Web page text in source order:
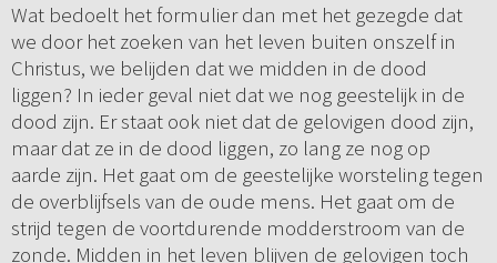
Wat bedoelt het formulier dan met het gezegde dat
we door het zoeken van het leven buiten onszelf in
Christus, we belijden dat we midden in de dood
liggen? In ieder geval niet dat we nog geestelijk in de
dood zijn. Er staat ook niet dat de gelovigen dood zijn,
maar dat ze in de dood liggen, zo lang ze nog op
aarde zijn. Het gaat om de geestelijke worsteling tegen
de overblijfsels van de oude mens. Het gaat om de
strijd tegen de voortdurende modderstroom van de
zonde. Midden in het leven blijven de gelovigen toch